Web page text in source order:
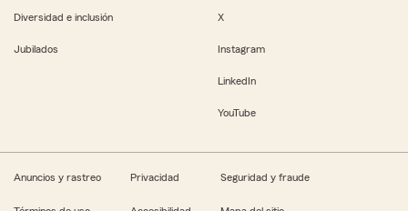
Diversidad e inclusión
Jubilados
X
Instagram
LinkedIn
YouTube
Anuncios y rastreo Privacidad Seguridad y fraude